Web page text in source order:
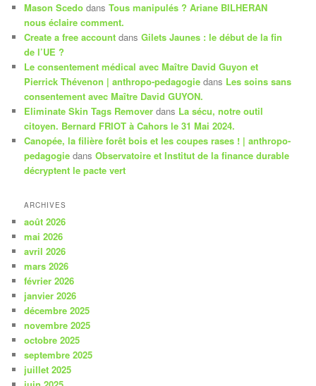
Mason Scedo dansTous manipulés ? Ariane BILHERAN
nous éclaire comment.
Create a free account dansGilets Jaunes : le début de la fin
de l’UE ?
Le consentement médical avec Maître David Guyon et
Pierrick Thévenon | anthropo-pedagogie dans Les soins sans
consentement avec Maître David GUYON.
Eliminate Skin Tags Remover dans La sécu, notre outil
citoyen. Bernard FRIOT à Cahors le 31 Mai 2024.
Canopée, la filière forêt bois et les coupes rases ! | anthropo-
pedagogie dansObservatoire et Institut de la finance durable
décryptent le pacte vert
ARCHIVES
août 2026
mai 2026
avril 2026
mars 2026
février 2026
janvier 2026
décembre 2025
novembre 2025
octobre 2025
septembre 2025
juillet 2025